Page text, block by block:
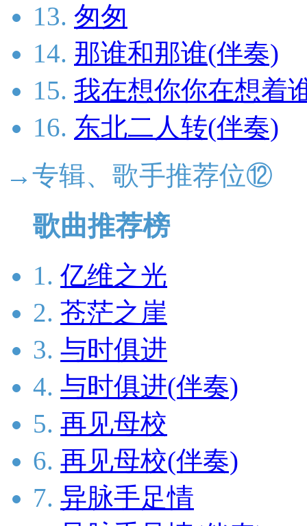
13. 匆匆
14. 那谁和那谁(伴奏)
15. 我在想你你在想着
16. 东北二人转(伴奏)
→专辑、歌手推荐位⑫
歌曲推荐榜
1. 亿维之光
2. 苍茫之崖
3. 与时俱进
4. 与时俱进(伴奏)
5. 再见母校
6. 再见母校(伴奏)
7. 异脉手足情